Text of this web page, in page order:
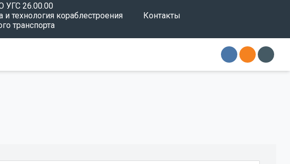
26.00.00
и технология кораблестроения
транспорта
Контакты